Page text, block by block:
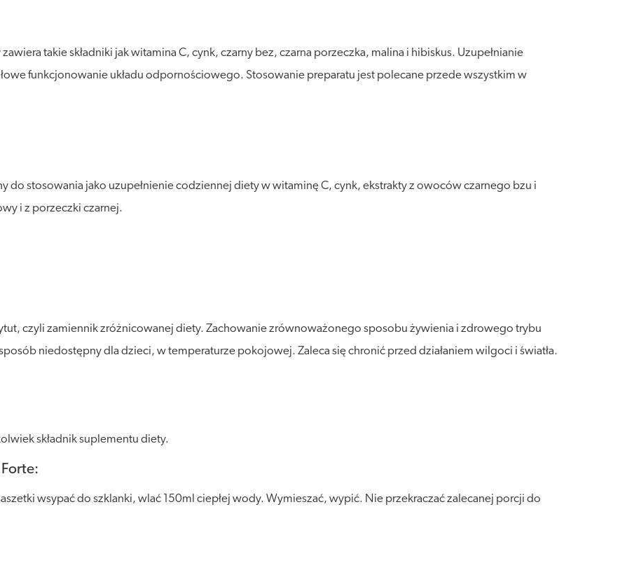
takie składniki jak witamina C, cynk, czarny bez, czarna porzeczka, malina i hibiskus. Uzupełnianie
funkcjonowanie układu odpornościowego. Stosowanie preparatu jest polecane przede wszystkim w
do stosowania jako uzupełnienie codziennej diety w witaminę C, cynk, ekstrakty z owoców czarnego bzu i
i z porzeczki czarnej.
czyli zamiennik zróżnicowanej diety. Zachowanie zrównoważonego sposobu żywienia i zdrowego trybu
niedostępny dla dzieci, w temperaturze pokojowej. Zaleca się chronić przed działaniem wilgoci i światła.
składnik suplementu diety.
wsypać do szklanki, wlać 150ml ciepłej wody. Wymieszać, wypić. Nie przekraczać zalecanej porcji do